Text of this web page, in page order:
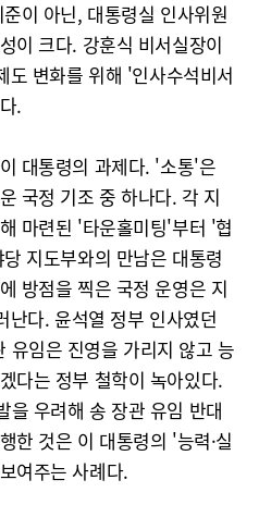
이 아닌, 대통령실 인사위원
이 크다. 강훈식 비서실장이
도 변화를 위해 '인사수석비서
.
대통령의 과제다. '소통'은
국정 기조 중 하나다. 각 지
마련된 '타운홀미팅'부터 '협
지도부와의 만남은 대통령
방점을 찍은 국정 운영은 지
난다. 윤석열 정부 인사였던
유임은 진영을 가리지 않고 능
다는 정부 철학이 녹아있다.
을 우려해 송 장관 유임 반대
한 것은 이 대통령의 '능력·실
여주는 사례다.